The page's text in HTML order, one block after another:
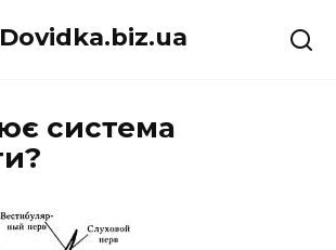
Dovidka.biz.ua
система